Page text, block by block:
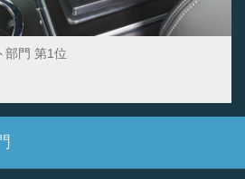
部門 第1位